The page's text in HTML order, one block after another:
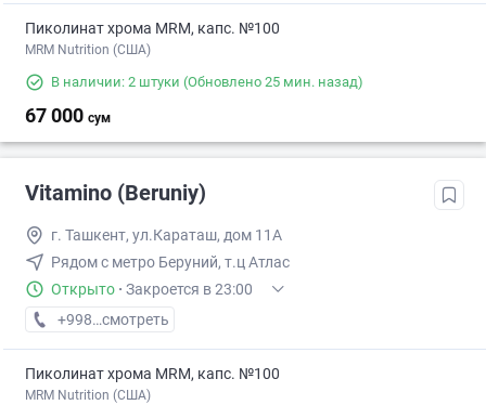
Пиколинат хрома MRM, капс. №100
MRM Nutrition (США)
В наличии: 2 штуки (Обновлено 25 мин. назад)
67 000 сум
Vitamino (Beruniy)
г. Ташкент, ул.Караташ, дом 11А
Рядом с метро Беруний, т.ц Атлас
Открыто · Закроется в 23:00
+998 (99) XXX-XX-XX
смотреть
Пиколинат хрома MRM, капс. №100
MRM Nutrition (США)